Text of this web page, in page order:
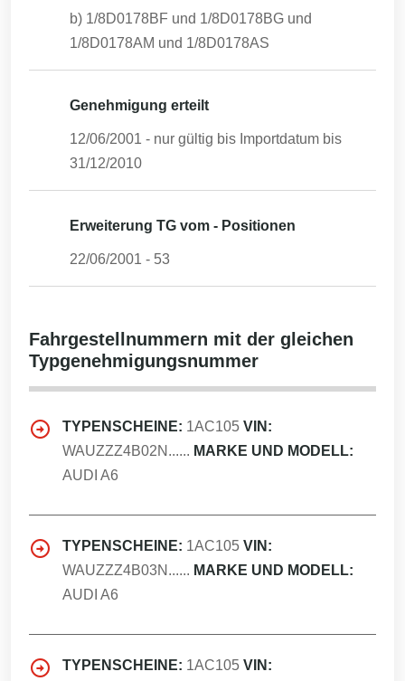
b) 1/8D0178BF und 1/8D0178BG und
1/8D0178AM und 1/8D0178AS
Genehmigung erteilt
12/06/2001 - nur gültig bis Importdatum bis
31/12/2010
Erweiterung TG vom - Positionen
22/06/2001 - 53
Fahrgestellnummern mit der gleichen
Typgenehmigungsnummer
TYPENSCHEINE: 1AC105 VIN:
WAUZZZ4B02N...... MARKE UND MODELL:
AUDI A6
TYPENSCHEINE: 1AC105 VIN:
WAUZZZ4B03N...... MARKE UND MODELL:
AUDI A6
TYPENSCHEINE: 1AC105 VIN: